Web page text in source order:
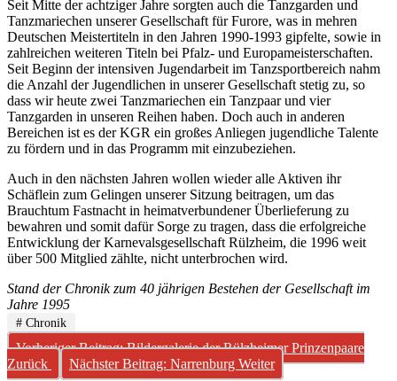
Seit Mitte der achtziger Jahre sorgten auch die Tanzgarden und
Tanzmariechen unserer Gesellschaft für Furore, was in mehren
Deutschen Meistertiteln in den Jahren 1990-1993 gipfelte, sowie in
zahlreichen weiteren Titeln bei Pfalz- und Europameisterschaften.
Seit Beginn der intensiven Jugendarbeit im Tanzsportbereich nahm
die Anzahl der Jugendlichen in unserer Gesellschaft stetig zu, so
dass wir heute zwei Tanzmariechen ein Tanzpaar und vier
Tanzgarden in unseren Reihen haben. Doch auch in anderen
Bereichen ist es der KGR ein großes Anliegen jugendliche Talente
zu fördern und in das Programm mit einzubeziehen.
Auch in den nächsten Jahren wollen wieder alle Aktiven ihr
Schäflein zum Gelingen unserer Sitzung beitragen, um das
Brauchtum Fastnacht in heimatverbundener Überlieferung zu
bewahren und somit dafür Sorge zu tragen, dass die erfolgreiche
Entwicklung der Karnevalsgesellschaft Rülzheim, die 1996 weit
über 500 Mitglied zählte, nicht unterbrochen wird.
Stand der Chronik zum 40 jährigen Bestehen der Gesellschaft im
Jahre 1995
# Chronik
Vorheriger Beitrag: Bildergalerie der Rülzheimer Prinzenpaare
Zurück
Nächster Beitrag: Narrenburg Weiter